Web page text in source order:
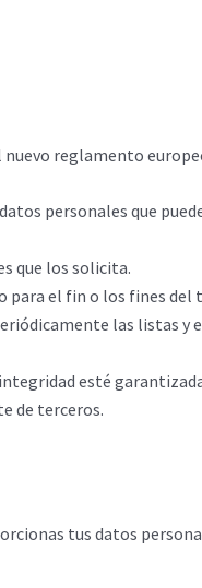
reglamento
personales que
que los solicita.
para el fin o los fines
las listas
esté
de terceros.
tus datos